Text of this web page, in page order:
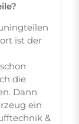
ist der
die
Dann
ein
&